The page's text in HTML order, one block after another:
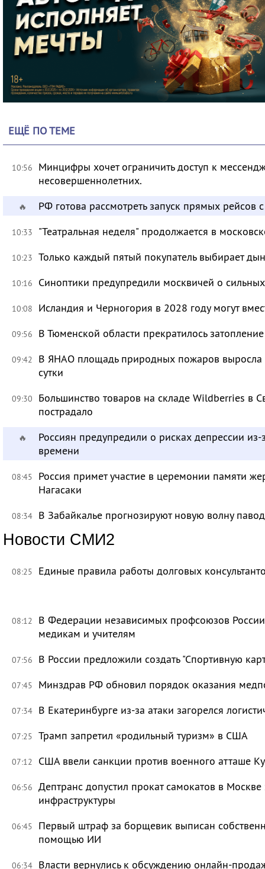
ЕЩЁ ПО ТЕМЕ
10:56
Минцифры хочет ограничить доступ к
несовершеннолетних.
🔥 РФ готова рассмотреть запуск прямых рейсов
10:33 "Театральная неделя" продолжается в
10:23 Только каждый пятый покупатель выбирает
10:16 Синоптики предупредили москвичей о
10:08 Исландия и Черногория в 2028 году могут
09:56 В Тюменской области прекратилось
09:42
В ЯНАО площадь природных пожаров выросла
сутки
09:30
Большинство товаров на складе Wildberries в
пострадало
🔥
Россиян предупредили о рисках депрессии из-
времени
08:45
Россия примет участие в церемонии памяти
Нагасаки
08:34 В Забайкалье прогнозируют новую волну
Новости СМИ2
08:25 Единые правила работы долговых
08:12
В Федерации независимых профсоюзов
медикам и учителям
07:56 В России предложили создать "Спортивную
07:45 Минздрав РФ обновил порядок оказания
07:34 В Екатеринбурге из-за атаки загорелся
07:25 Трамп запретил «родильный туризм» в США
07:12 США ввели санкции против военного атташе
06:56 Дептранс допустил прокат самокатов в
инфраструктуры
06:45
Первый штраф за борщевик выписан
помощью ИИ
06:34 Власти вернулись к обсуждению онлайн-